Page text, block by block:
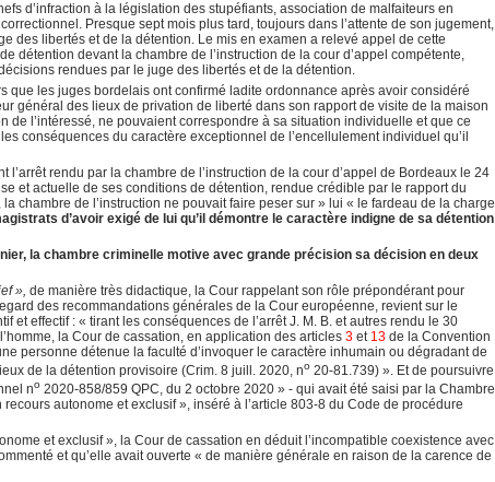
d’infraction à la législation des stupéfiants, association de malfaiteurs en
Presque sept mois plus tard, toujours dans l’attente de son jugement,
des libertés et de la détention. Le mis en examen a relevé appel de cette
détention devant la chambre de l’instruction de la cour d’appel compétente,
rendues par le juge des libertés et de la détention.
que les juges bordelais ont confirmé ladite ordonnance après avoir considéré
général des lieux de privation de liberté dans son rapport de visite de la maison
de l’intéressé, ne pouvaient correspondre à sa situation individuelle et que ce
conséquences du caractère exceptionnel de l’encellulement individuel qu’il
l’arrêt rendu par la chambre de l’instruction de la cour d’appel de Bordeaux le 24
et actuelle de ses conditions de détention, rendue crédible par le rapport du
chambre de l’instruction ne pouvait faire peser sur » lui « le fardeau de la charge
d’avoir exigé de lui qu’il démontre le caractère indigne de sa détention
la chambre criminelle motive avec grande précision sa décision en deux
», de manière très didactique, la Cour rappelant son rôle prépondérant pour
des recommandations générales de la Cour européenne, revient sur le
et effectif : « tirant les conséquences de l’arrêt J. M. B. et autres rendu le 30
la Cour de cassation, en application des articles3 et 13 de la Convention
personne détenue la faculté d’invoquer le caractère inhumain ou dégradant de
de la détention provisoire (Crim. 8 juill. 2020, no20-81.739) ». Et de poursuivre
no 2020-858/859 QPC, du 2 octobre 2020 » - qui avait été saisi par la Chambre
autonome et exclusif », inséré à l’article 803-8 du Code de procédure
et exclusif », la Cour de cassation en déduit l’incompatible coexistence avec
et qu’elle avait ouverte « de manière générale en raison de la carence de